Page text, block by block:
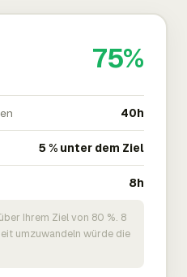
75%
40h
5 % unter dem Ziel
8h
Ihrem Ziel von 80 %. 8
umzuwandeln würde die